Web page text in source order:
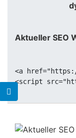
Aktueller SEO
<a